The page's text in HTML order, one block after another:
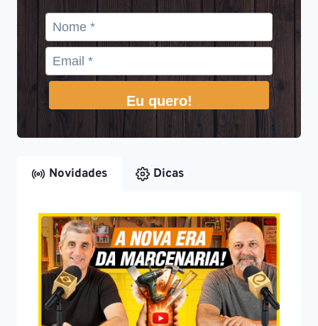
Eu quero!
Novidades Dicas